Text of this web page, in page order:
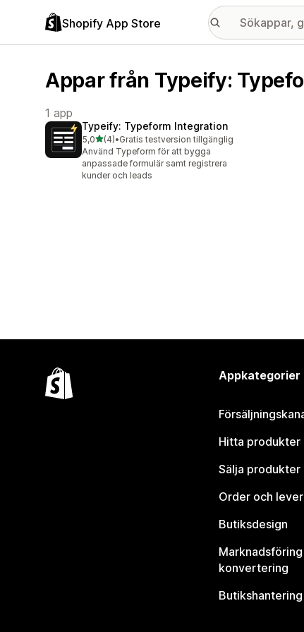
Shopify App Store
Appar från Typeify:
1 app
Typeify: Typeform Integration
5,0av 5 stjärnor
(4)
4 recensioner totalt
•Gratis testversion tillgänglig
Använd Typeform för att bygga
anpassade formulär samt registrera
kunder och leads
Appkategorier
Hitta produkter
Sälja produkter
Order och
Butiksdesign
konvertering
Butikshantering